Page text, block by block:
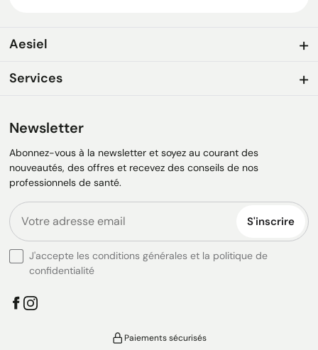
Aesiel
Services
Newsletter
Abonnez-vous à la newsletter et soyez au courant des
nouveautés, des offres et recevez des conseils de nos
professionnels de santé.
S'inscrire
J'accepte les conditions générales et la politique de
confidentialité
Paiements sécurisés